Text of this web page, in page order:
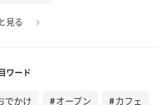
見る
ワード
でかけ オープン カフェ